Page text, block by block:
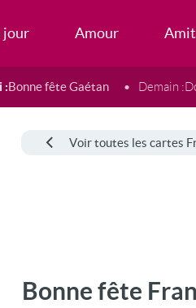
jour Amour
:Bonne fête Gaétan Demain :
Voir toutes les cartes
Bonne fête